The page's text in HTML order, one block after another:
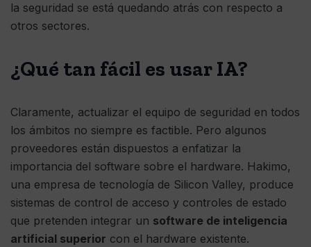
la seguridad se está quedando atrás con respecto a
otros sectores.
¿Qué tan fácil es usar IA?
Claramente, actualizar el equipo de seguridad en todos
los ámbitos no siempre es factible. Pero algunos
proveedores están dispuestos a enfatizar la
importancia del software sobre el hardware. Hakimo,
una empresa de tecnología de Silicon Valley, produce
sistemas de control de acceso y controles de estado
que pretenden integrar un software de inteligencia
artificial superior con el hardware existente.